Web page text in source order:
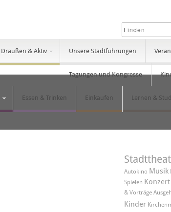
Draußen & Aktiv Unsere Stadtführungen
Tagungen und Kongresse
Essen & Trinken Einkaufen Lernen &
Autokino Musik
Spielen Konzert
& Vorträge
Kinder